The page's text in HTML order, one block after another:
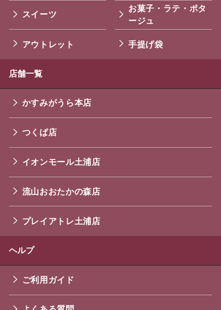
スイーツ
お菓子・ラテ・ポタ
ージュ
アウトレット 手提げ袋
店舗一覧
かすみがうら本店
つくば店
イオンモール土浦店
流山おおたかの森店
プレイアトレ土浦店
ヘルプ
ご利用ガイド